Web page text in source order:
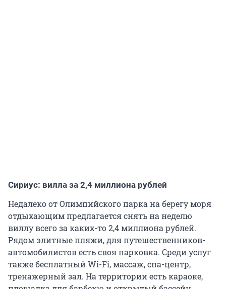
Сириус: вилла за 2,4 миллиона рублей
Недалеко от Олимпийского парка на берегу моря
отдыхающим предлагается снять на неделю
виллу всего за каких-то 2,4 миллиона рублей.
Рядом элитные пляжи, для путешественников-
автомобилистов есть своя парковка. Среди услуг
также бесплатный Wi-Fi, массаж, спа-центр,
тренажерный зал. На территории есть караоке,